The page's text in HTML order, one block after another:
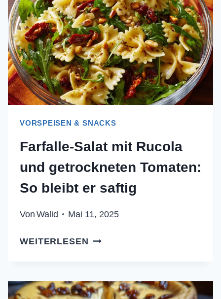
SO
GELINGEN
SIE
BUTTERZART!
VORSPEISEN & SNACKS
Farfalle-Salat mit Rucola
und getrockneten Tomaten:
So bleibt er saftig
Von Walid Mai 11, 2025
WEITERLESEN FARFALLE-
RUCOLA
UND